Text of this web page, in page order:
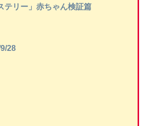
テリー」赤ちゃん検証篇
28